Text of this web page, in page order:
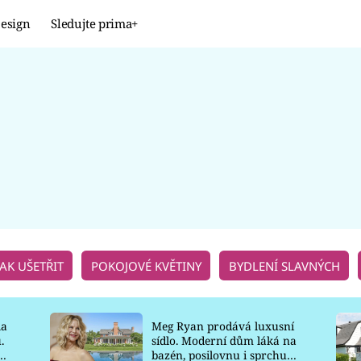
Sledujte prima+
UŠETŘIT POKOJOVÉ KVĚTINY BYDLENÍ SLAVNÝCH
Meg Ryan prodává luxusní
sídlo. Moderní dům láká na
bazén, posilovnu i sprchu